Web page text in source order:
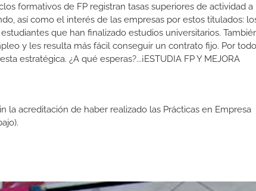
formativos de FP registran tasas superiores de actividad a
así como el interés de las empresas por estos titulados:
que han finalizado estudios universitarios.
y les resulta más fácil conseguir un contrato fijo. Por todo
estratégica. ¿A qué esperas?...¡ESTUDIA FP Y MEJORA
la acreditación de haber realizado las Prácticas en Empresa